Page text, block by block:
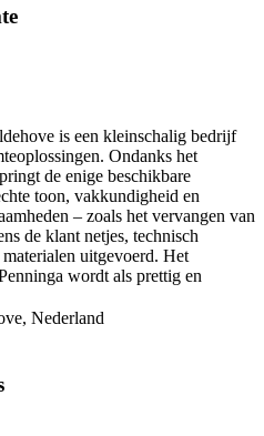
is een kleinschalig bedrijf
Ondanks het
de enige beschikbare
toon, vakkundigheid en
– zoals het vervangen van
de klant netjes, technisch
uitgevoerd. Het
wordt als prettig en
Nederland